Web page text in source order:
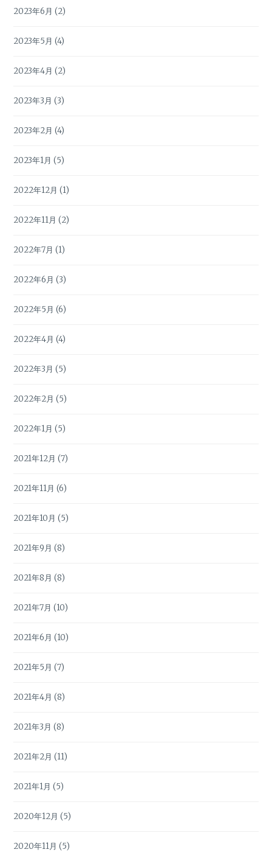
2023年6月 (2)
2023年5月 (4)
2023年4月 (2)
2023年3月 (3)
2023年2月 (4)
2023年1月 (5)
2022年12月 (1)
2022年11月 (2)
2022年7月 (1)
2022年6月 (3)
2022年5月 (6)
2022年4月 (4)
2022年3月 (5)
2022年2月 (5)
2022年1月 (5)
2021年12月 (7)
2021年11月 (6)
2021年10月 (5)
2021年9月 (8)
2021年8月 (8)
2021年7月 (10)
2021年6月 (10)
2021年5月 (7)
2021年4月 (8)
2021年3月 (8)
2021年2月 (11)
2021年1月 (5)
2020年12月 (5)
2020年11月 (5)